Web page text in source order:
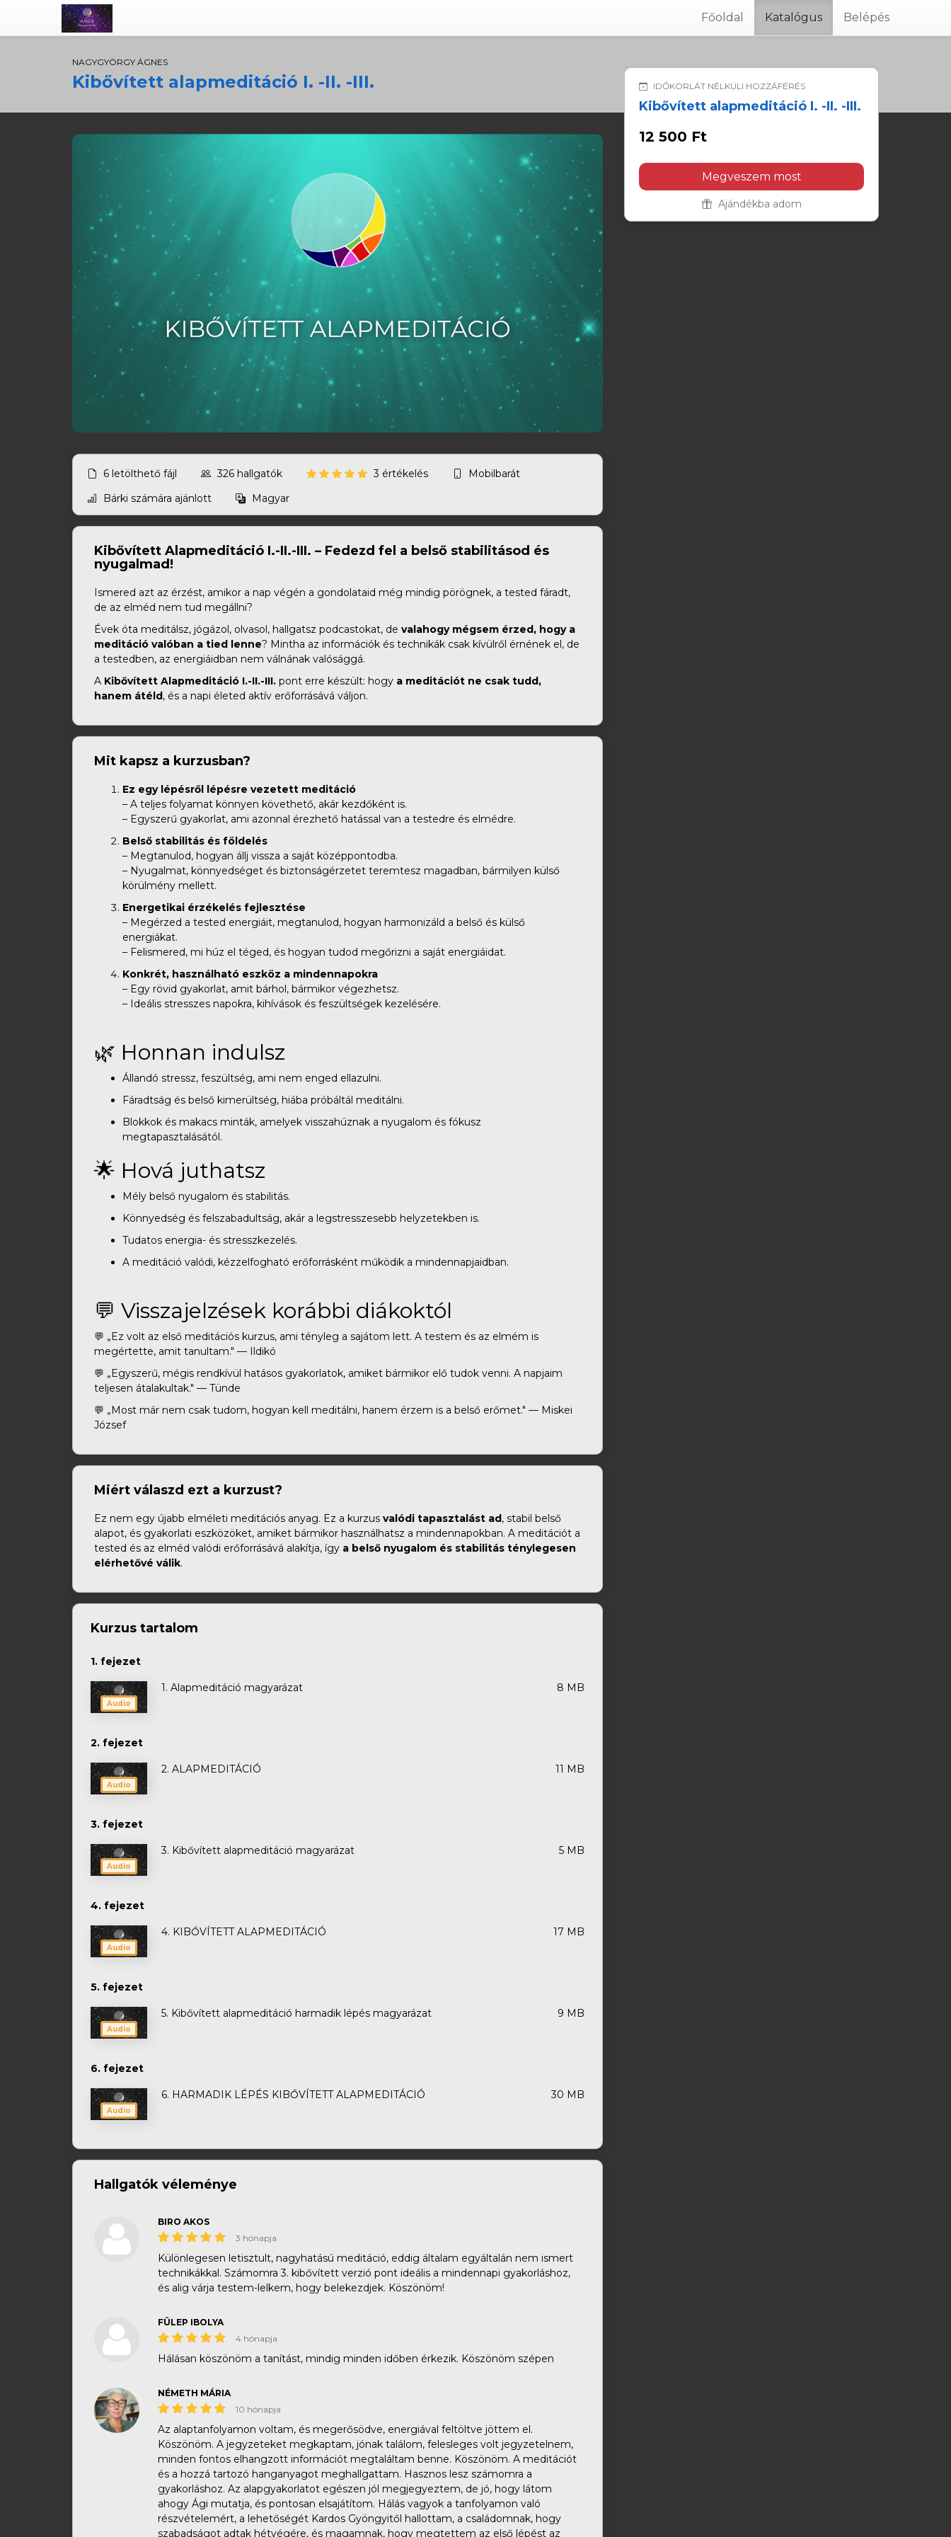
Főoldal Katalógus Belépés
NAGYGYÖRGY ÁGNES
Kibővített alapmeditáció I. -II. -III.
6 letölthető fájl 326 hallgatók 3 értékelés
Mobilbarát
Bárki számára ajánlott
Magyar
Kibővített Alapmeditáció I.-II.-III. – Fedezd fel a belső stabilitásod és
nyugalmad!
Ismered azt az érzést, amikor a nap végén a gondolataid még mindig pörögnek, a tested fáradt,
de az elméd nem tud megállni?
Évek óta meditálsz, jógázol, olvasol, hallgatsz podcastokat, de valahogy mégsem érzed, hogy a
meditáció valóban a tied lenne? Mintha az információk és technikák csak kívülről érnének el, de
a testedben, az energiáidban nem válnának valósággá.
A Kibővített Alapmeditáció I.-II.-III. pont erre készült: hogy a meditációt ne csak tudd,
hanem átéld, és a napi életed aktív erőforrásává váljon.
Mit kapsz a kurzusban?
Ez egy lépésről lépésre vezetett meditáció
– A teljes folyamat könnyen követhető, akár kezdőként is.
– Egyszerű gyakorlat, ami azonnal érezhető hatással van a testedre és elmédre.
Belső stabilitás és földelés
– Megtanulod, hogyan állj vissza a saját középpontodba.
– Nyugalmat, könnyedséget és biztonságérzetet teremtesz magadban, bármilyen külső
körülmény mellett.
Energetikai érzékelés fejlesztése
– Megérzed a tested energiáit, megtanulod, hogyan harmonizáld a belső és külső
energiákat.
– Felismered, mi húz el téged, és hogyan tudod megőrizni a saját energiáidat.
Konkrét, használható eszköz a mindennapokra
– Egy rövid gyakorlat, amit bárhol, bármikor végezhetsz.
– Ideális stresszes napokra, kihívások és feszültségek kezelésére.
🌿 Honnan indulsz
Állandó stressz, feszültség, ami nem enged ellazulni.
Fáradtság és belső kimerültség, hiába próbáltál meditálni.
Blokkok és makacs minták, amelyek visszahúznak a nyugalom és fókusz
megtapasztalásától.
🌟 Hová juthatsz
Mély belső nyugalom és stabilitás.
Könnyedség és felszabadultság, akár a legstresszesebb helyzetekben is.
Tudatos energia- és stresszkezelés.
A meditáció valódi, kézzelfogható erőforrásként működik a mindennapjaidban.
💬 Visszajelzések korábbi diákoktól
💬 „Ez volt az első meditációs kurzus, ami tényleg a sajátom lett. A testem és az elmém is
megértette, amit tanultam." — Ildikó
💬 „Egyszerű, mégis rendkívül hatásos gyakorlatok, amiket bármikor elő tudok venni. A napjaim
teljesen átalakultak." — Tünde
💬 „Most már nem csak tudom, hogyan kell meditálni, hanem érzem is a belső erőmet." — Miskei
József
Miért válaszd ezt a kurzust?
Ez nem egy újabb elméleti meditációs anyag. Ez a kurzus valódi tapasztalást ad, stabil belső
alapot, és gyakorlati eszközöket, amiket bármikor használhatsz a mindennapokban. A meditációt a
tested és az elméd valódi erőforrásává alakítja, így a belső nyugalom és stabilitás ténylegesen
elérhetővé válik.
Kurzus tartalom
1. fejezet
Audio
1. Alapmeditáció magyarázat 8 MB
2. fejezet
Audio
2. ALAPMEDITÁCIÓ 11 MB
3. fejezet
Audio
3. Kibővített alapmeditáció magyarázat 5 MB
4. fejezet
Audio
4. KIBŐVÍTETT ALAPMEDITÁCIÓ 17 MB
5. fejezet
Audio
5. Kibővített alapmeditáció harmadik lépés magyarázat 9 MB
6. fejezet
Audio
6. HARMADIK LÉPÉS KIBŐVÍTETT ALAPMEDITÁCIÓ 30 MB
Hallgatók véleménye
BIRO AKOS
3 hónapja
Különlegesen letisztult, nagyhatású meditáció, eddig általam egyáltalán nem ismert
technikákkal. ​​S​zámomra 3. kibővített verzió pont ideális a mindennapi gyakorláshoz,
és alig várja testem-lelkem, hogy belekezdjek. Köszönöm!
FÜLEP IBOLYA
4 hónapja
Hálásan köszönöm a tanítást, mindig minden időben érkezik. Köszönöm szépen
NÉMETH MÁRIA
10 hónapja
Az alaptanfolyamon voltam, és megerősödve, energiával feltöltve jöttem el.
Köszönöm. A jegyzeteket megkaptam, jónak találom, felesleges volt jegyzetelnem,
minden fontos elhangzott információt megtaláltam benne. Köszönöm. A meditációt
és a hozzá tartozó hanganyagot meghallgattam. Hasznos lesz számomra a
gyakorláshoz. Az alapgyakorlatot egészen jól megjegyeztem, de jó, hogy látom
ahogy Ági mutatja, és pontosan elsajátítom. Hálás vagyok a tanfolyamon való
részvételemért, a lehetőségét Kardos Gyöngyitől hallottam, a családomnak, hogy
szabadságot adtak hétvégére, és magamnak, hogy megtettem az első lépést az
IDŐKORLÁT NÉLKÜLI HOZZÁFÉRÉS
Kibővített alapmeditáció I. -II. -III.
12 500 Ft
Megveszem most
Ajándékba adom